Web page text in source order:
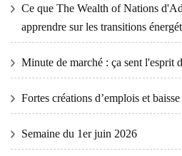
Ce que The Wealth of Nations
apprendre sur les transitions
Minute de marché : ça sent l'esprit
Fortes créations d’emplois et
Semaine du 1er juin 2026